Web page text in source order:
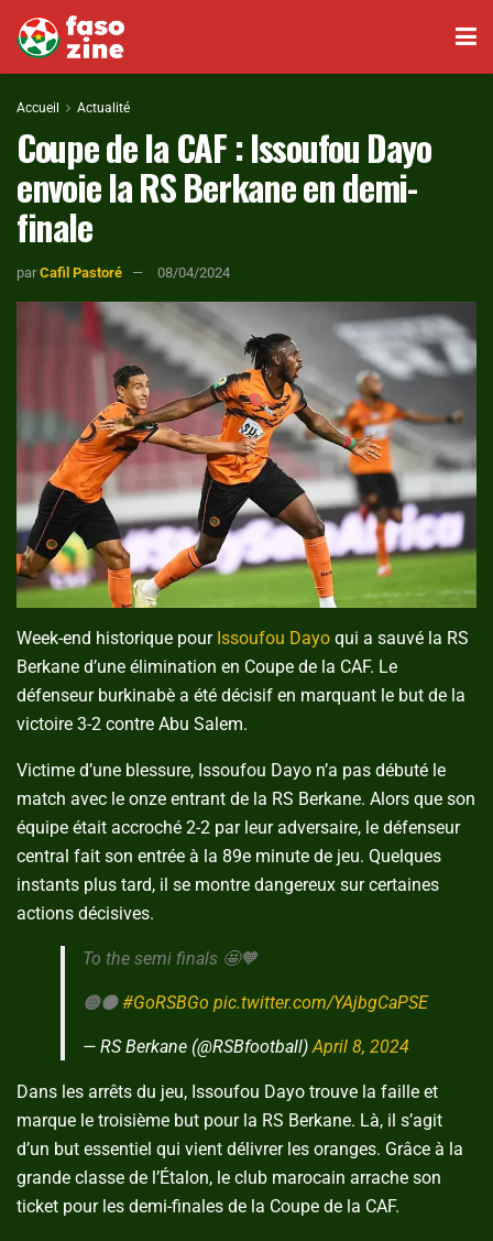
Accueil Actualité
Coupe de la CAF : Issoufou Dayo
envoie la RS Berkane en demi-
finale
par Cafil Pastoré 08/04/2024
Week-end historique pour Issoufou Dayo qui a sauvé la RS
Berkane d’une élimination en Coupe de la CAF. Le
défenseur burkinabè a été décisif en marquant le but de la
victoire 3-2 contre Abu Salem.
Victime d’une blessure, Issoufou Dayo n’a pas débuté le
match avec le onze entrant de la RS Berkane. Alors que son
équipe était accroché 2-2 par leur adversaire, le défenseur
central fait son entrée à la 89e minute de jeu. Quelques
instants plus tard, il se montre dangereux sur certaines
actions décisives.
To the semi finals 🤩🧡
🟠⚫️#GoRSBGo pic.twitter.com/YAjbgCaPSE
— RS Berkane (@RSBfootball)April 8, 2024
Dans les arrêts du jeu, Issoufou Dayo trouve la faille et
marque le troisième but pour la RS Berkane. Là, il s’agit
d’un but essentiel qui vient délivrer les oranges. Grâce à la
grande classe de l’Étalon, le club marocain arrache son
ticket pour les demi-finales de la Coupe de la CAF.